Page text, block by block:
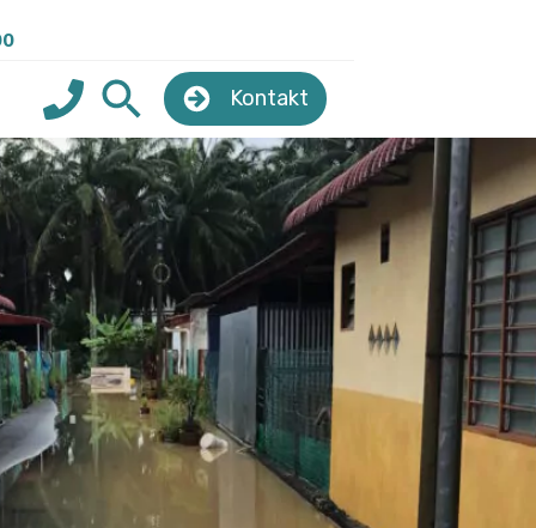
Kontakt